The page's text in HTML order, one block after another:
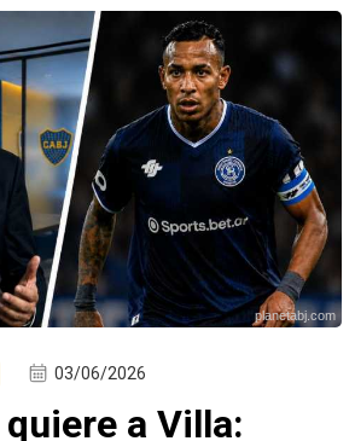
planetabj.com
03/06/2026
a Villa: